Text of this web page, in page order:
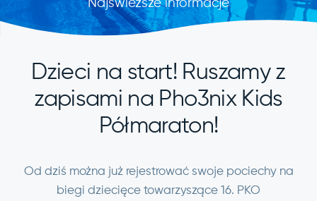
Najświeższe informacje
Dzieci na start! Ruszamy z
zapisami na Pho3nix Kids
Półmaraton!
Od dziś można już rejestrować swoje pociechy na
biegi dziecięce towarzyszące 16. PKO